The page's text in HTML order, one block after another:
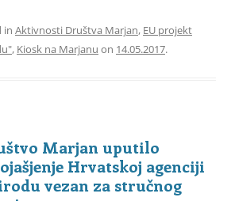
in Aktivnosti Društva Marjan, EU projekt
, Kiosk na Marjanu on 14.05.2017.
Marjan uputilo
Hrvatskoj agenciji
vezan za stručnog